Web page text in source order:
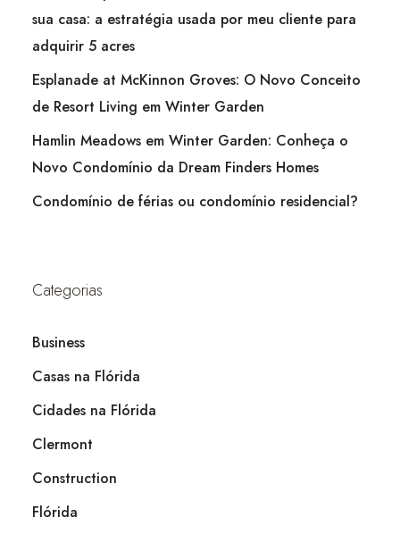
sua casa: a estratégia usada por meu cliente para
adquirir 5 acres
Esplanade at McKinnon Groves: O Novo Conceito
de Resort Living em Winter Garden
Hamlin Meadows em Winter Garden: Conheça o
Novo Condomínio da Dream Finders Homes
Condomínio de férias ou condomínio residencial?
Categorias
Business
Casas na Flórida
Cidades na Flórida
Clermont
Construction
Flórida